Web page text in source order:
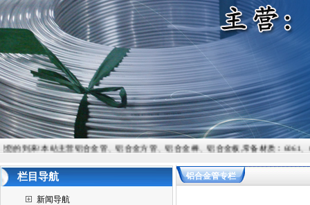
到来!本站主营铝合金管、铝合金方管、铝合金棒、铝合金板,常备材质：6061、
栏目导航
新闻导航
铝合金管专栏